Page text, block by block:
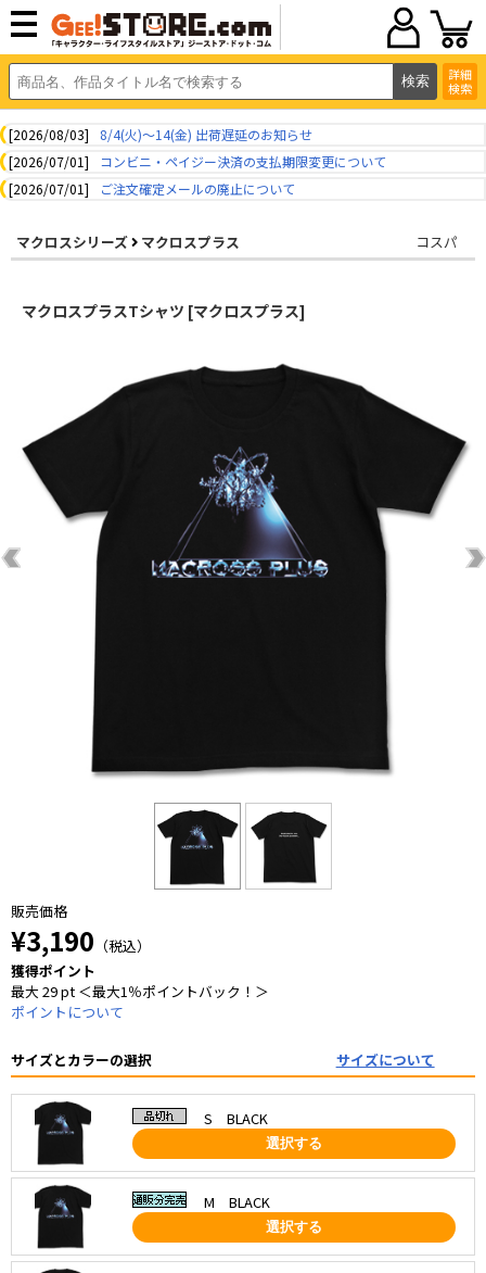
詳細
検索
[2026/08/03]
8/4(火)～14(金) 出荷遅延のお知らせ
[2026/07/01]
コンビニ・ペイジー決済の支払期限変更について
[2026/07/01]
ご注文確定メールの廃止について
マクロスシリーズ マクロスプラス コスパ
マクロスプラスTシャツ [マクロスプラス]
販売価格
¥3,190 （税込）
獲得ポイント
最大 29 pt ＜最大1％ポイントバック！＞
ポイントについて
サイズとカラーの選択 サイズについて
S BLACK
選択する
M BLACK
選択する